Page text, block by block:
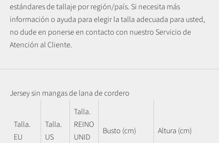
estándares de tallaje por región/país. Si necesita más
información o ayuda para elegir la talla adecuada para usted,
no dude en ponerse en contacto con nuestro Servicio de
Atención al Cliente.
Jersey sin mangas de lana de cordero
Talla.
EU
Talla.
US
Talla.
REINO
UNID
Busto (cm) Altura (cm)